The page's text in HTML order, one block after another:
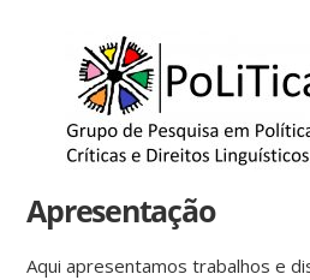
Apresentação
Aqui apresentamos trabalhos e